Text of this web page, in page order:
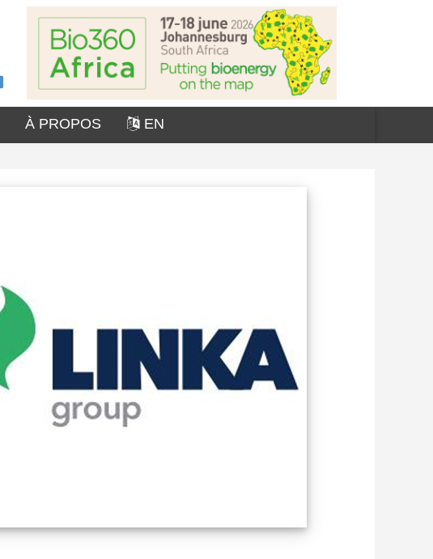
À PROPOS EN